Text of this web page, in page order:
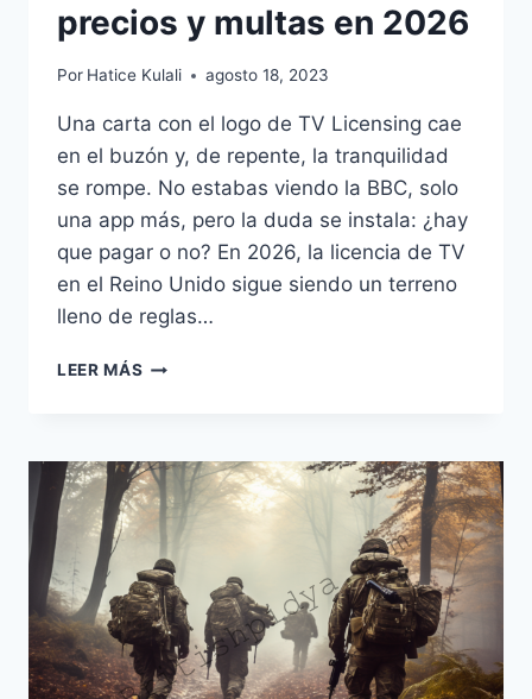
precios y multas en 2026
Por Hatice Kulali agosto 18, 2023
Una carta con el logo de TV Licensing cae
en el buzón y, de repente, la tranquilidad
se rompe. No estabas viendo la BBC, solo
una app más, pero la duda se instala: ¿hay
que pagar o no? En 2026, la licencia de TV
en el Reino Unido sigue siendo un terreno
lleno de reglas…
LEER MÁS LICENCIA
EL
REINO
UNIDO:
REGLAS,
PRECIOS
Y
MULTAS
EN
2026